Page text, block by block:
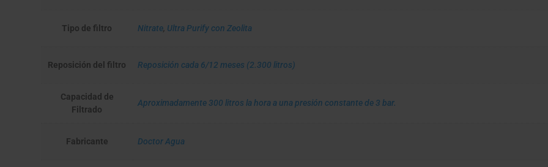
Tipo de filtro Nitrate, Ultra Purify con Zeolita
Reposición del filtro Reposición cada 6/12 meses (2.300 litros)
Capacidad de
Filtrado
Aproximadamente 300 litros la hora a una presión constante de 3 bar.
Fabricante Doctor Agua